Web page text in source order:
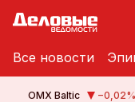
Все новости
OMX Baltic −0,02%